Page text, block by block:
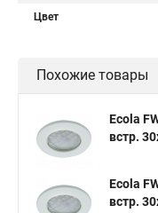
Цвет
Похожие товары
Ecola
встр.
Ecola
встр.